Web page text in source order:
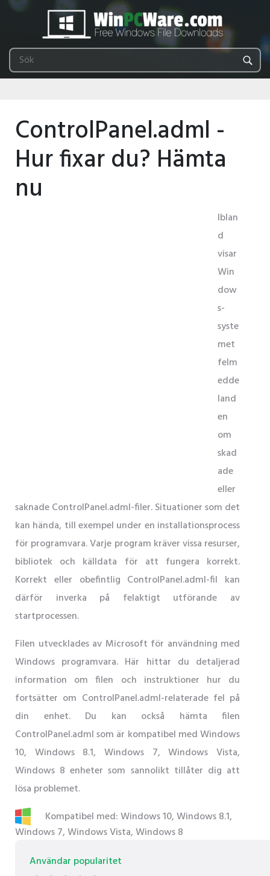
ControlPanel.adml -
Hur fixar du? Hämta
nu
Iblan
d
visar
Win
dow
s-
syste
met
felm
edde
land
en
om
skad
ade
eller
saknade ControlPanel.adml-filer. Situationer som det
kan hända, till exempel under en installationsprocess
för programvara. Varje program kräver vissa resurser,
bibliotek och källdata för att fungera korrekt.
Korrekt eller obefintlig ControlPanel.adml-fil kan
därför inverka på felaktigt utförande av
startprocessen.
Filen utvecklades av Microsoft för användning med
Windows programvara. Här hittar du detaljerad
information om filen och instruktioner hur du
fortsätter om ControlPanel.adml-relaterade fel på
din enhet. Du kan också hämta filen
ControlPanel.adml som är kompatibel med Windows
10, Windows 8.1, Windows 7, Windows Vista,
Windows 8 enheter som sannolikt tillåter dig att
lösa problemet.
Kompatibel med: Windows 10, Windows 8.1,
Windows 7, Windows Vista, Windows 8
Användar popularitet